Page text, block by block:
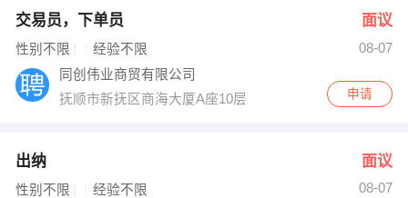
交易员，下单员 面议
性别不限 经验不限
08-07
同创伟业商贸有限公司
抚顺市新抚区商海大厦A座10层
申请
出纳 面议
性别不限 经验不限
08-07